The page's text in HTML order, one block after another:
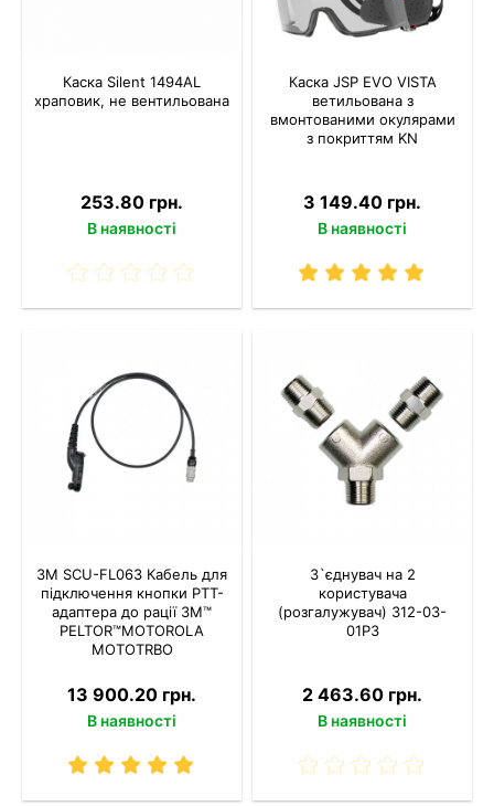
Каска Silent 1494AL
храповик, не вентильована
253.80 грн.
В наявності
Каска JSP EVO VISTA
ветильована з
вмонтованими окулярами
з покриттям KN
3 149.40 грн.
В наявності
3M SCU-FL063 Кабель для
підключення кнопки РТТ-
адаптера до рації 3M™
PELTOR™MOTOROLA
MOTOTRBO
13 900.20 грн.
В наявності
З`єднувач на 2
користувача
(розгалужувач) 312-03-
01P3
2 463.60 грн.
В наявності